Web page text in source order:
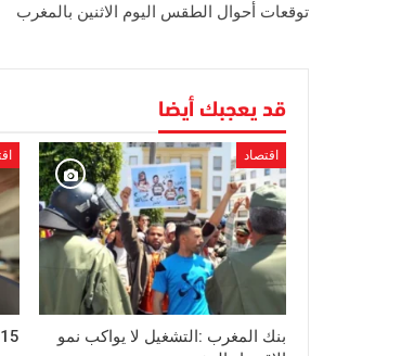
توقعات أحوال الطقس اليوم الاثنين بالمغرب
قد يعجبك أيضا
اقتصاد
بنك المغرب :التشغيل لا يواكب نمو